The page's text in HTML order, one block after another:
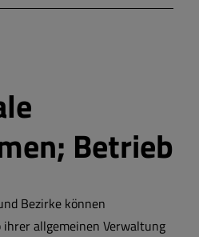
Betrieb
Bezirke können
allgemeinen Verwaltung